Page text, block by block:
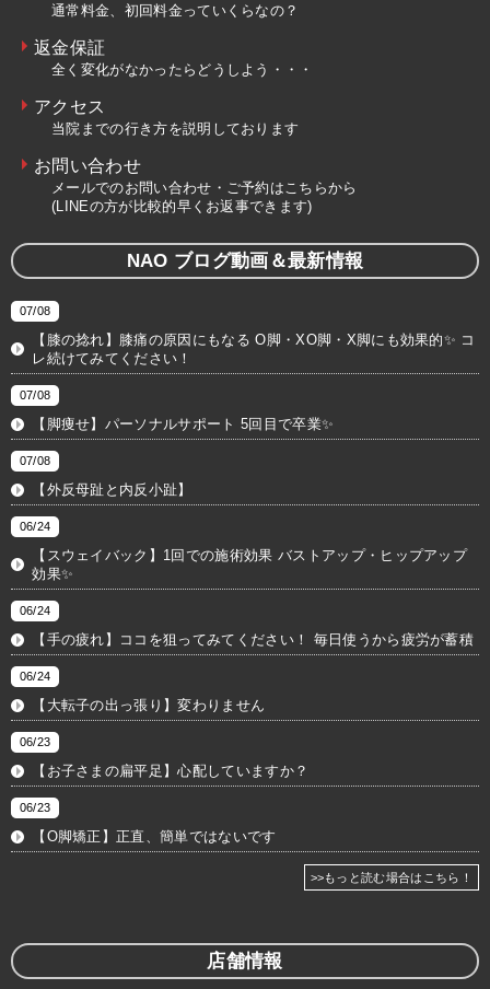
通常料金、初回料金っていくらなの？
返金保証
全く変化がなかったらどうしよう・・・
アクセス
当院までの行き方を説明しております
お問い合わせ
メールでのお問い合わせ・ご予約はこちらから
(LINEの方が比較的早くお返事できます)
NAO ブログ動画＆最新情報
07/08
【膝の捻れ】膝痛の原因にもなる O脚・XO脚・X脚にも効果的✨ コ
レ続けてみてください！
07/08
【脚痩せ】パーソナルサポート 5回目で卒業✨
07/08
【外反母趾と内反小趾】
06/24
【スウェイバック】1回での施術効果 バストアップ・ヒップアップ
効果✨
06/24
【手の疲れ】ココを狙ってみてください！ 毎日使うから疲労が蓄積
06/24
【大転子の出っ張り】変わりません
06/23
【お子さまの扁平足】心配していますか？
06/23
【O脚矯正】正直、簡単ではないです
>>もっと読む場合はこちら！
店舗情報